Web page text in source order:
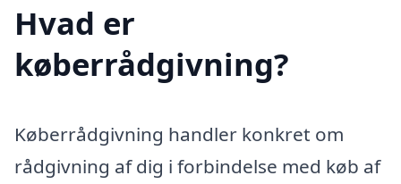
Hvad er
køberrådgivning?
Køberrådgivning handler konkret om
rådgivning af dig i forbindelse med køb af